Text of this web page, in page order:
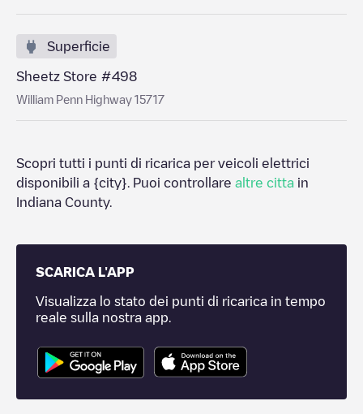
Superficie
Sheetz Store #498
William Penn Highway 15717
Scopri tutti i punti di ricarica per veicoli elettrici
disponibili a {city} . Puoi controllare altre citta in
Indiana County.
SCARICA L'APP
Visualizza lo stato dei punti di ricarica in tempo
reale sulla nostra app.